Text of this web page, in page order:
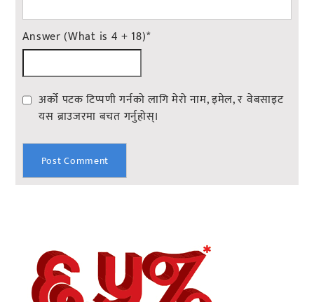
Answer (What is 4 + 18)*
अर्को पटक टिप्पणी गर्नको लागि मेरो नाम, इमेल, र वेबसाइट
यस ब्राउजरमा बचत गर्नुहोस्।